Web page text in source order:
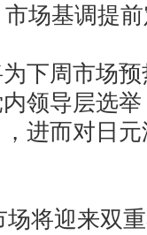
场基调提
周市场预
领导层选
进而对日
将迎来双重